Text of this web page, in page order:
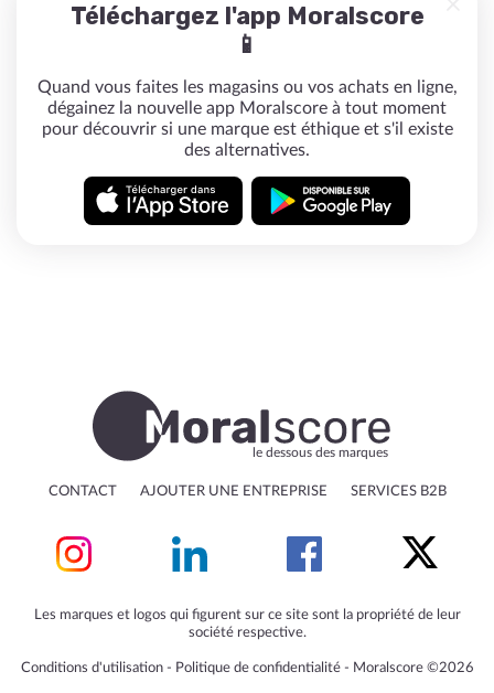
Téléchargez l'app Moralscore
📱
Quand vous faites les magasins ou vos achats en ligne,
dégainez la nouvelle app Moralscore à tout moment
pour découvrir si une marque est éthique et s'il existe
des alternatives.
le dessous des marques
CONTACT AJOUTER UNE ENTREPRISE SERVICES B2B
Les marques et logos qui figurent sur ce site sont la propriété de leur
société respective.
Conditions d'utilisation‐ Politique de confidentialité‐ Moralscore ©2026